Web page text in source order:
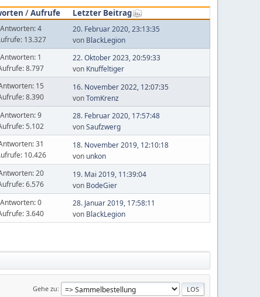
/Aufrufe
Letzter Beitrag
Antworten: 4
13.327
20. Februar 2020, 23:13:35
von BlackLegion
Antworten: 1
8.797
22. Oktober 2023, 20:59:33
von Knuffeltiger
15
8.390
16. November 2022, 12:07:35
vonTomKrenz
Antworten: 9
5.102
28. Februar 2020, 17:57:48
vonSaufzwerg
31
10.426
18. November 2019, 12:10:18
von unkon
20
6.576
19. Mai 2019, 11:39:04
von BodeGier
Antworten: 0
3.640
28. Januar 2019, 17:58:11
von BlackLegion
Gehe zu